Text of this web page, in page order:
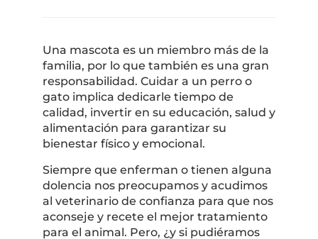
Una mascota es un miembro más de la
familia, por lo que también es una gran
responsabilidad. Cuidar a un perro o
gato implica dedicarle tiempo de
calidad, invertir en su educación, salud y
alimentación para garantizar su
bienestar físico y emocional.
Siempre que enferman o tienen alguna
dolencia nos preocupamos y acudimos
al veterinario de confianza para que nos
aconseje y recete el mejor tratamiento
para el animal. Pero, ¿y si pudiéramos